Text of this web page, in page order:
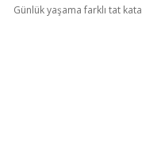
Günlük yaşama farklı tat